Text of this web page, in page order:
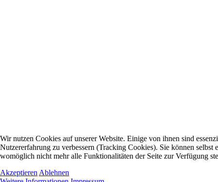
Wir nutzen Cookies auf unserer Website. Einige von ihnen sind
Nutzererfahrung zu verbessern (Tracking Cookies). Sie können
womöglich nicht mehr alle Funktionalitäten der Seite zur Verfügung
Akzeptieren Ablehnen